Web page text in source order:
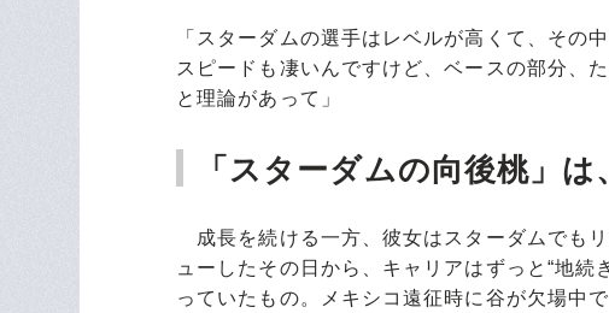
「スターダムの選手はレベルが高くて、その
スピードも凄いんですけど、ベースの部分、
と理論があって」
「スターダムの向後桃」
成長を続ける一方、彼女はスターダムでも
ューしたその日から、キャリアはずっと“地
っていたもの。メキシコ遠征時に谷が欠場中